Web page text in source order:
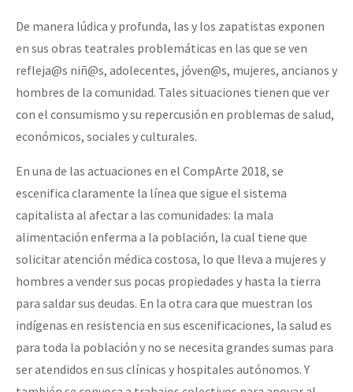
De manera lúdica y profunda, las y los zapatistas exponen
en sus obras teatrales problemáticas en las que se ven
refleja@s niñ@s, adolecentes, jóven@s, mujeres, ancianos y
hombres de la comunidad. Tales situaciones tienen que ver
con el consumismo y su repercusión en problemas de salud,
económicos, sociales y culturales.
En una de las actuaciones en el CompArte 2018, se
escenifica claramente la línea que sigue el sistema
capitalista al afectar a las comunidades: la mala
alimentación enferma a la población, la cual tiene que
solicitar atención médica costosa, lo que lleva a mujeres y
hombres a vender sus pocas propiedades y hasta la tierra
para saldar sus deudas. En la otra cara que muestran los
indígenas en resistencia en sus escenificaciones, la salud es
para toda la población y no se necesita grandes sumas para
ser atendidos en sus clínicas y hospitales autónomos. Y